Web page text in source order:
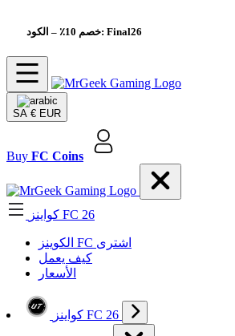
خصم 10٪– الكود: Final26
SA € EUR
Buy FC Coins
كواينز FC 26
الکوینز FC اشتری
كيف يعمل
الأسعار
كواينز FC 26